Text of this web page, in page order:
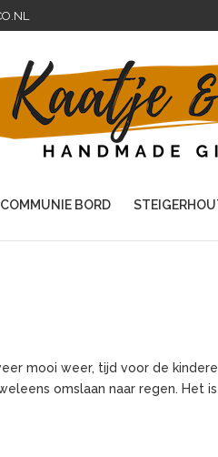
COMMUNIE BORD
mooi weer, tijd voor de
omslaan naar regen. Het